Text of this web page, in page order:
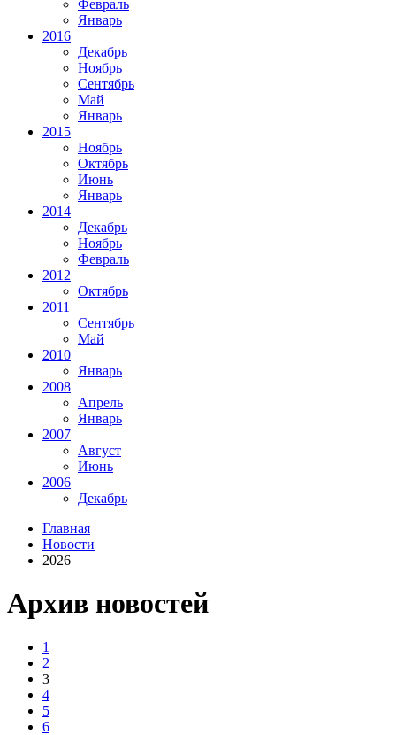
Февраль
Январь
2016
Декабрь
Ноябрь
Сентябрь
Май
Январь
2015
Ноябрь
Октябрь
Июнь
Январь
2014
Декабрь
Ноябрь
Февраль
2012
Октябрь
2011
Сентябрь
Май
2010
Январь
2008
Апрель
Январь
2007
Август
Июнь
2006
Декабрь
Главная
Новости
2026
Архив новостей
1
2
3
4
5
6